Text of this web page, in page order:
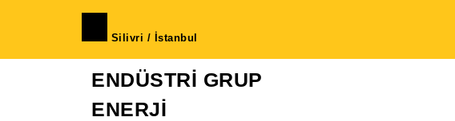
Silivri / İstanbul
ENDÜSTRİ GRUP
ENERJİ